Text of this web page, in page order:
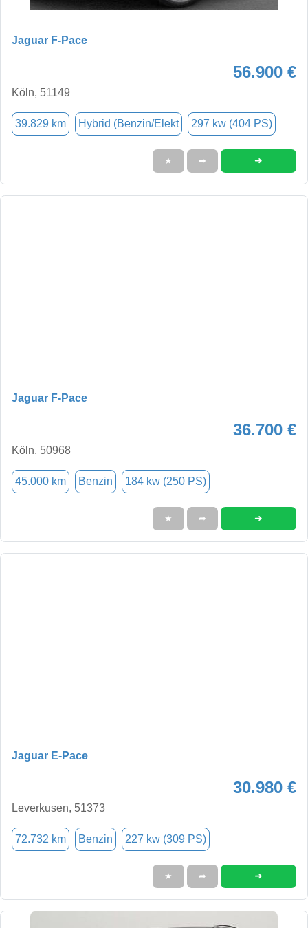
Jaguar F-Pace
56.900 €
Köln, 51149
39.829 km Hybrid (Benzin/Elekt 297 kw (404 PS)
★ ➦ ➜
Jaguar F-Pace
36.700 €
Köln, 50968
45.000 km Benzin 184 kw (250 PS)
★ ➦ ➜
Jaguar E-Pace
30.980 €
Leverkusen, 51373
72.732 km Benzin 227 kw (309 PS)
★ ➦ ➜